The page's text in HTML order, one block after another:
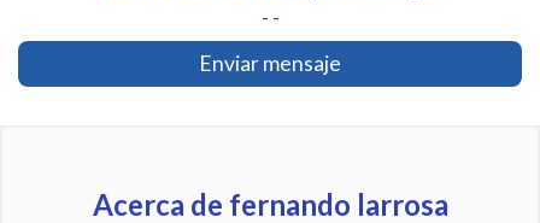
- -
Enviar mensaje
Acerca de fernando larrosa